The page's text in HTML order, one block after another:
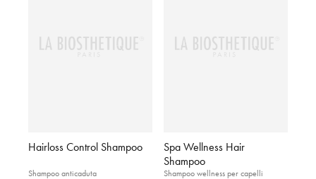
Hairloss Control Shampoo
Shampoo anticaduta
Spa Wellness Hair
Shampoo
Shampoo wellness per capelli